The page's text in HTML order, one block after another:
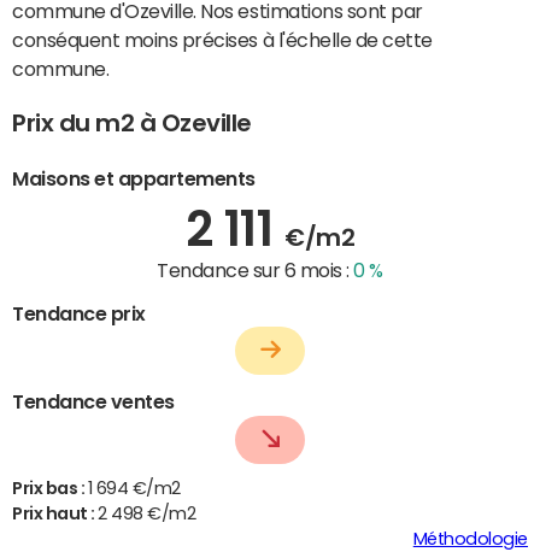
commune d'Ozeville. Nos estimations sont par
conséquent moins précises à l'échelle de cette
commune.
Prix du m2 à Ozeville
Maisons et appartements
2 111 €/m2
Tendance sur 6 mois :0 %
Tendance prix
Tendance ventes
Prix bas :
1 694 €/m2
Prix haut :2 498 €/m2
Méthodologie